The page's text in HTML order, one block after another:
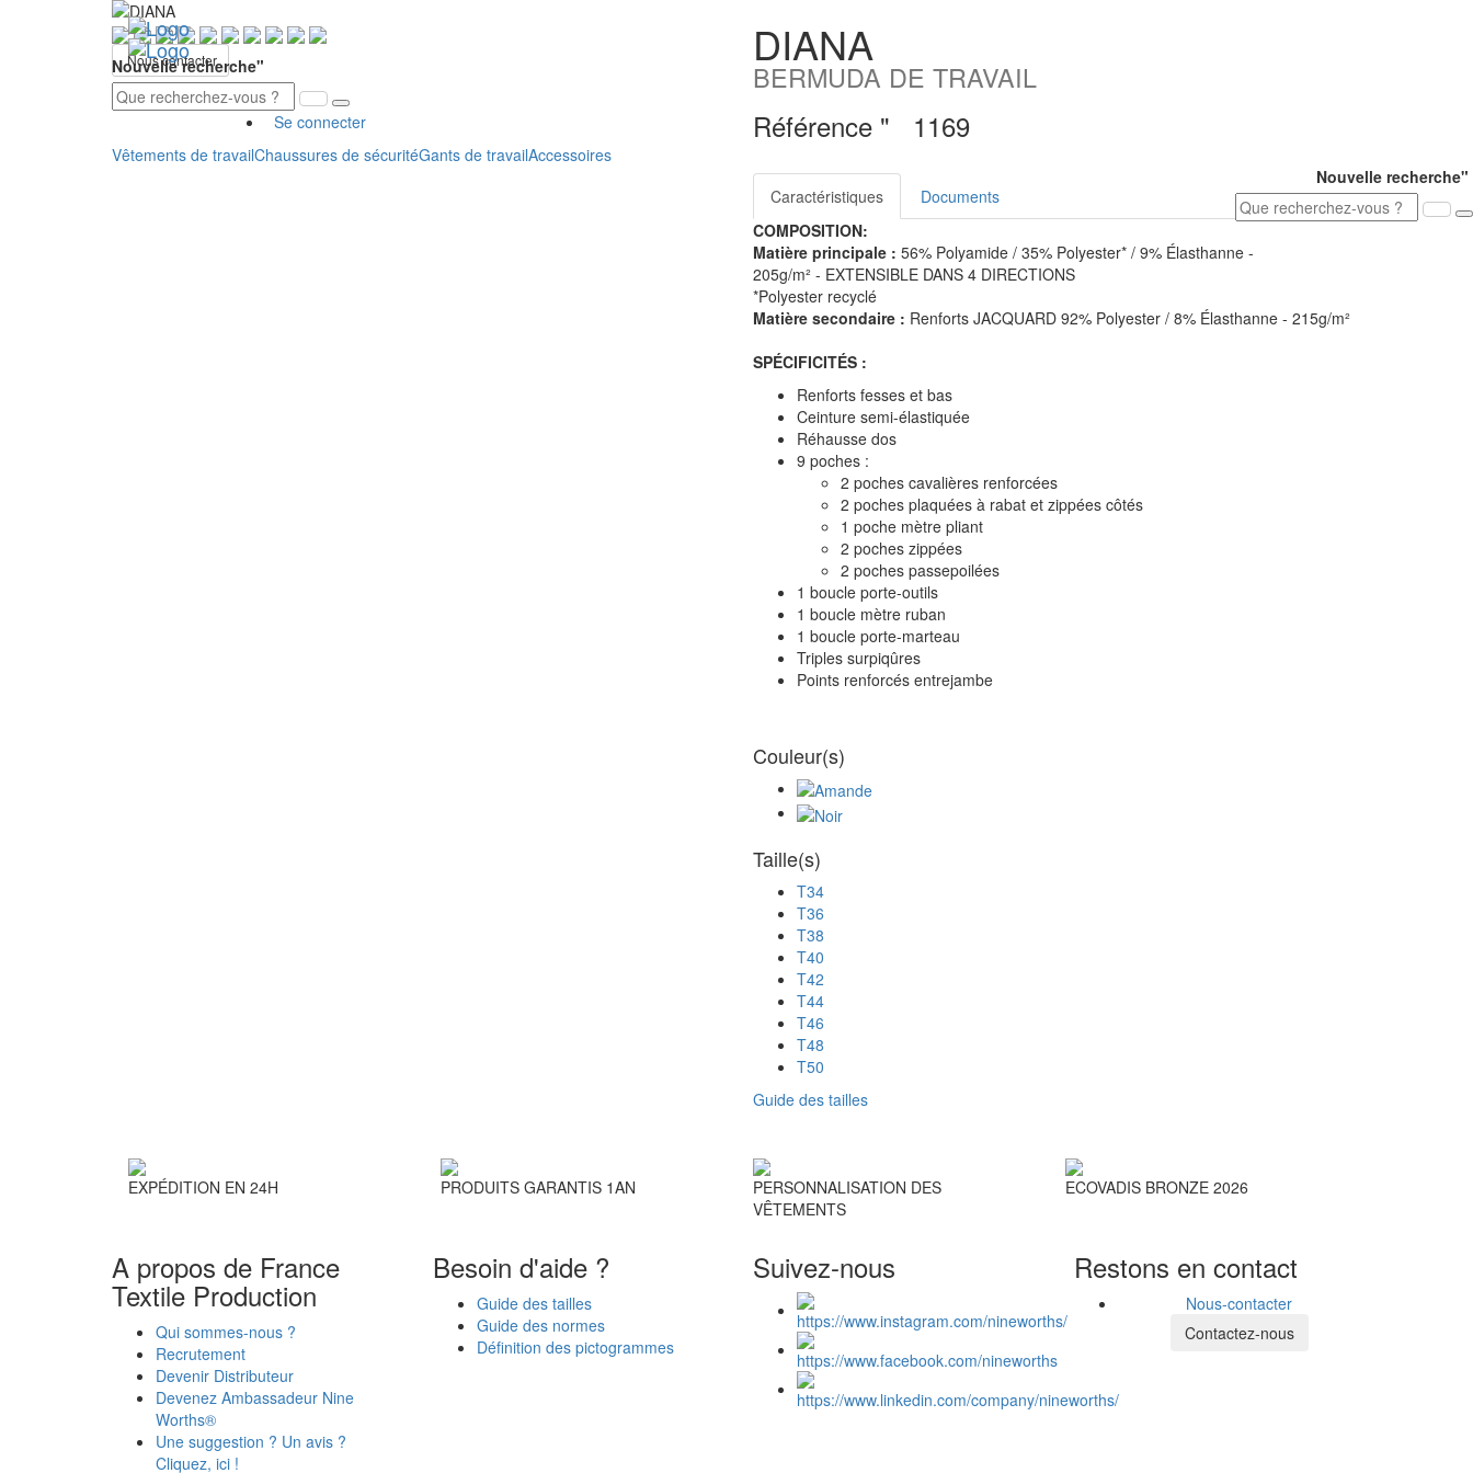
Nouvelle recherche"
Se connecter
Vêtements de travailChaussures de sécuritéGants de travailAccessoires
Nouvelle recherche"
Nous contacter DIANA
BERMUDA DE TRAVAIL
Référence " 1169
Caractéristiques
Documents
COMPOSITION:
Matière principale : 56% Polyamide / 35% Polyester* / 9% Élasthanne -
205g/m² - EXTENSIBLE DANS 4 DIRECTIONS
*Polyester recyclé
Matière secondaire : Renforts JACQUARD 92% Polyester / 8% Élasthanne - 215g/m²
SPÉCIFICITÉS :
Renforts fesses et bas
Ceinture semi-élastiquée
Réhausse dos
9 poches :
2 poches cavalières renforcées
2 poches plaquées à rabat et zippées côtés
1 poche mètre pliant
2 poches zippées
2 poches passepoilées
1 boucle porte-outils
1 boucle mètre ruban
1 boucle porte-marteau
Triples surpiqûres
Points renforcés entrejambe
Couleur(s)
Taille(s)
T34
T36
T38
T40
T42
T44
T46
T48
T50
Guide des tailles
EXPÉDITION EN 24H PRODUITS GARANTIS 1AN
PERSONNALISATION DES
VÊTEMENTS
ECOVADIS BRONZE 2026
A propos de France
Textile Production
Qui sommes-nous ?
Recrutement
Devenir Distributeur
Devenez Ambassadeur Nine
Worths®
Une suggestion ? Un avis ?
Cliquez, ici !
Besoin d'aide ?
Guide des tailles
Guide des normes
Définition des pictogrammes
Suivez-nous Restons en contact
Nous-contacter
Contactez-nous